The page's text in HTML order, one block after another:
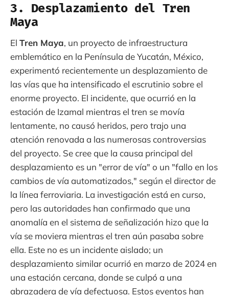
3. Desplazamiento del Tren
Maya
El Tren Maya, un proyecto de infraestructura
emblemático en la Península de Yucatán, México,
experimentó recientemente un desplazamiento de
las vías que ha intensificado el escrutinio sobre el
enorme proyecto. El incidente, que ocurrió en la
estación de Izamal mientras el tren se movía
lentamente, no causó heridos, pero trajo una
atención renovada a las numerosas controversias
del proyecto. Se cree que la causa principal del
desplazamiento es un "error de vía" o un "fallo en los
cambios de vía automatizados," según el director de
la línea ferroviaria. La investigación está en curso,
pero las autoridades han confirmado que una
anomalía en el sistema de señalización hizo que la
vía se moviera mientras el tren aún pasaba sobre
ella. Este no es un incidente aislado; un
desplazamiento similar ocurrió en marzo de 2024 en
una estación cercana, donde se culpó a una
abrazadera de vía defectuosa. Estos eventos han